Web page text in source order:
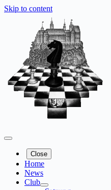
Skip to content
Close
Home
News
Club